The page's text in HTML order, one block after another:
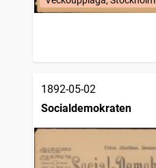
1892-05-02
Socialdemokraten